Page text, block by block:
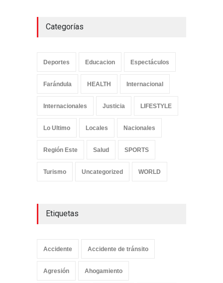
Categorías
Deportes Educacion Espectáculos
Farándula HEALTH Internacional
Internacionales Justicia LIFESTYLE
Lo Ultimo Locales Nacionales
Región Este Salud SPORTS
Turismo Uncategorized WORLD
Etiquetas
Accidente Accidente de tránsito
Agresión Ahogamiento